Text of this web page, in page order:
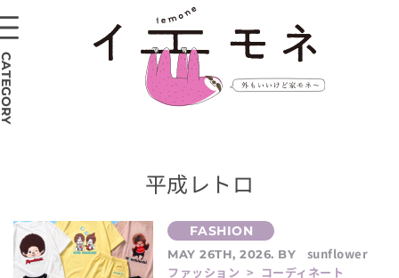
平成レトロ
MAY 26TH, 2026. BY
sunflower
ファッション > コーディネート